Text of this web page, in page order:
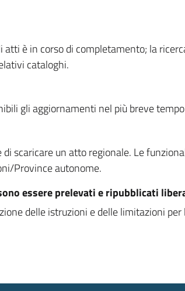
è in corso di completamento; la
cataloghi.
gli aggiornamenti nel più breve
scaricare un atto regionale. Le
Province autonome.
essere prelevati e ripubblicati
delle istruzioni e delle limitazioni